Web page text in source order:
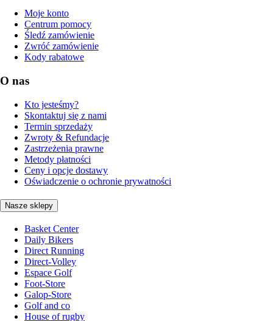
Moje konto
Centrum pomocy
Śledź zamówienie
Zwróć zamówienie
Kody rabatowe
O nas
Kto jesteśmy?
Skontaktuj się z nami
Termin sprzedaży
Zwroty & Refundacje
Zastrzeżenia prawne
Metody płatności
Ceny i opcje dostawy
Oświadczenie o ochronie prywatności
Nasze sklepy
Basket Center
Daily Bikers
Direct Running
Direct-Volley
Espace Golf
Foot-Store
Galop-Store
Golf and co
House of rugby